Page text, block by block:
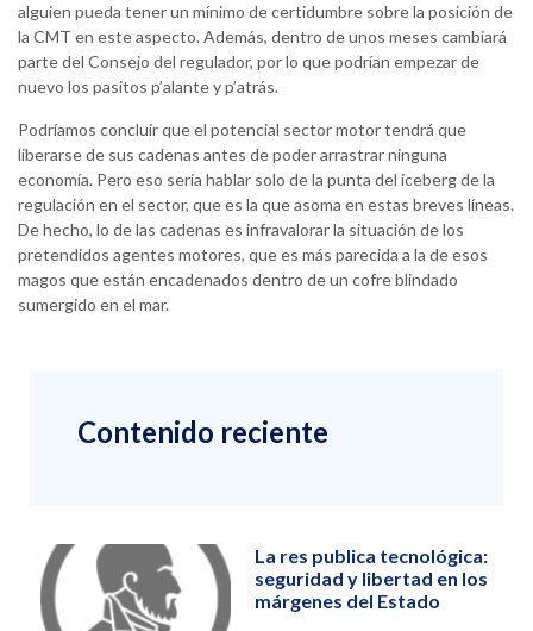
alguien pueda tener un mínimo de certidumbre sobre la posición de
la CMT en este aspecto. Además, dentro de unos meses cambiará
parte del Consejo del regulador, por lo que podrían empezar de
nuevo los pasitos p’alante y p’atrás.
Podríamos concluir que el potencial sector motor tendrá que
liberarse de sus cadenas antes de poder arrastrar ninguna
economía. Pero eso sería hablar solo de la punta del iceberg de la
regulación en el sector, que es la que asoma en estas breves líneas.
De hecho, lo de las cadenas es infravalorar la situación de los
pretendidos agentes motores, que es más parecida a la de esos
magos que están encadenados dentro de un cofre blindado
sumergido en el mar.
Contenido reciente
La res publica tecnológica:
seguridad y libertad en los
márgenes del Estado